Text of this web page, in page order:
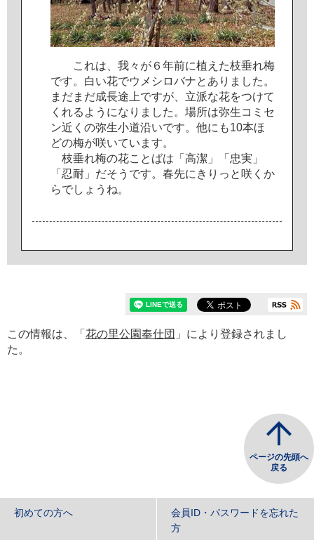
こ れは 我々 が ６ 年前に植 え た枝垂れ梅
です。 白い花でウ メ シ ロバナと あ り ま した 。
ま だま だ成長途 上ですが 立派な花をつけて
く れる よ う にな り ま した 。 場所は弥生コ ミ セ
ン近 く の弥生小道沿いです。 他に も10本ほ
どの梅が咲いてい ま す。
枝垂れ梅の花こ と ばは 「 高潔 」 「 忠実 」
「 忍耐 」 だそ う です。 春先に き り っ と 咲 く か
らでし ょ う ね。
この情報は、「 花の里公園奉仕団 」により登録されまし
た。
ページの先頭へ
戻る
初めての方へ
会員ID・パスワードを忘れた
方